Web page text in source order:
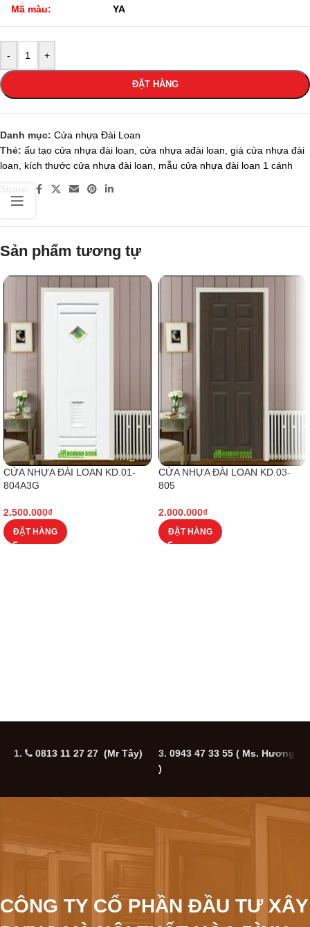
Mã màu: YA
- +
ĐẶT HÀNG
Danh mục: Cửa nhựa Đài Loan
Thẻ: ấu tạo cửa nhựa đài loan cửa nhựa ađài loan giá cửa nhựa đài
loan
kích thước cửa nhựa đài loan mẫu cửa nhựa đài loan 1 cánh
Sản phẩm tương tự
CỬA NHỰA ĐÀI LOAN KD.01-
804A3G
2.500.000₫
ĐẶT HÀNG
CỬA NHỰA ĐÀI LOAN KD.03-
805
2.000.000₫
ĐẶT HÀNG
1. 0813 11 27 27 (Mr Tây) 3. 0943 47 33 55 ( Ms. Hương
)
CÔNG TY CỔ PHẦN ĐẦU TƯ XÂY